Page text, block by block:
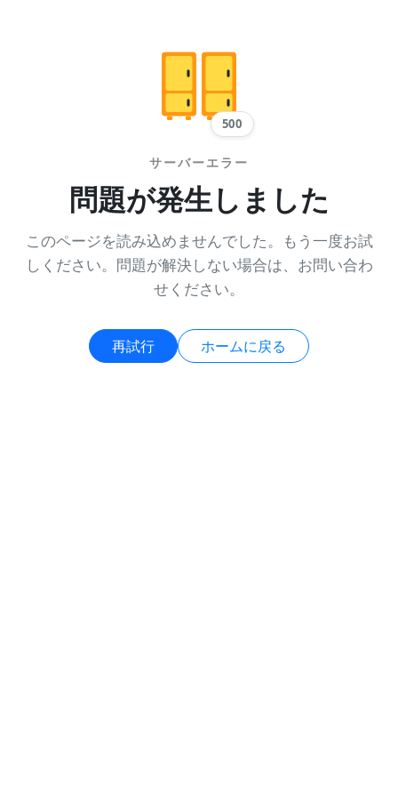
500
サーバーエラー
問題が発生しました
このページを読み込めませんでした。もう一度お試
しください。問題が解決しない場合は、お問い合わ
せください。
再試行 ホームに戻る